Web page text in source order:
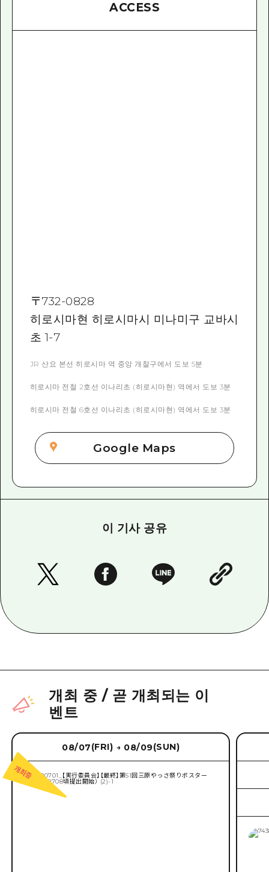
ACCESS
〒732-0828
히로시마현 히로시마시 미나미구 교바시
초 1-7
JR 산요 본선 히로시마 역 중앙 개찰구에서 도보 5분
히로시마 전철 2호선 이나리초 (히로시마현) 역에서 도보 3분
히로시마 전철 6호선 이나리초 (히로시마현) 역에서 도보 3분
Google Maps
이 기사 공유
개최 중 / 곧 개최되는 이
벤트
08/07(FRI) → 08/09(SUN)